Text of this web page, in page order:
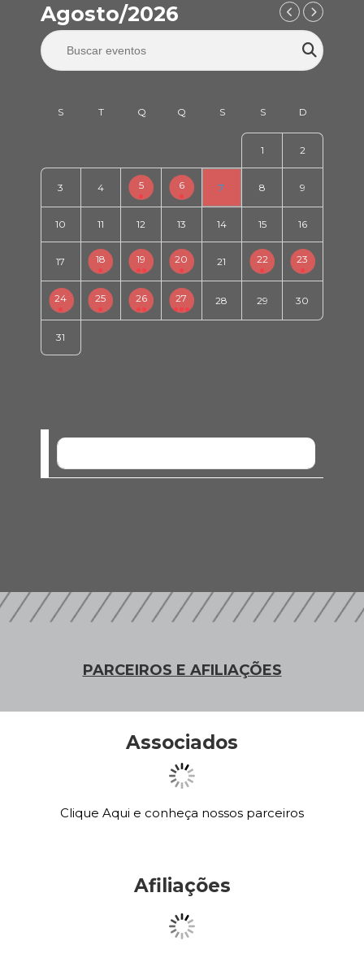
Agosto/2026
1 2
3 4 5 6 7 8 9
10 11 12 13 14 15 16
17 18 19 20 21 22 23
24 25 26 27 28 29 30
31
PARCEIROS E AFILIAÇÕES
Associados
Clique Aqui e conheça nossos parceiros
Afiliações